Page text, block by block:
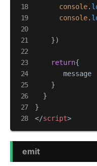
console.
console.
    })
return{
       message
    }
  }
</script>
emit